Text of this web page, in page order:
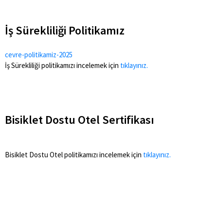
İş Sürekliliği Politikamız
cevre-politikamiz-2025
İş Sürekliliği politikamızı incelemek için tıklayınız.
Bisiklet Dostu Otel Sertifikası
Bisiklet Dostu Otel politikamızı incelemek için tıklayınız.